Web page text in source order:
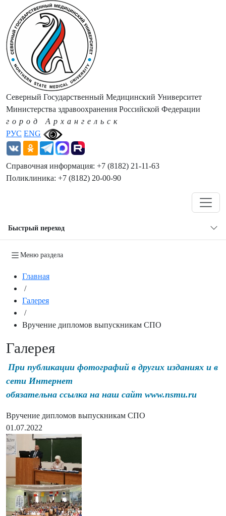
РУС ENG
Северный Государственный Медицинский Университет
Министерства здравоохранения Российской Федерации
город Архангельск
Справочная информация: +7 (8182) 21-11-63
Поликлиника: +7 (8182) 20-00-90
Быстрый переход
Меню раздела
Главная
/
Галерея
/
Вручение дипломов выпускникам СПО
Галерея
При публикации фотографий в других изданиях и в
сети Интернет
обязательна ссылка на наш сайт www.nsmu.ru
Вручение дипломов выпускникам СПО
01.07.2022